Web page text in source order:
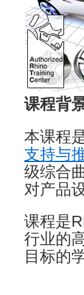
课程背
本课程
支持与
级综合
对产品
课程是
行业的
目标的